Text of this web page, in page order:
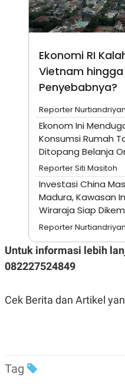
Ekonomi RI
Vietnam
Penyebabnya?
Reporter
Ekonom Ini
Konsumsi Rumah
Ditopang Belanja
Reporter Siti Masitoh
Investasi China
Madura, Kawasan
Wiraraja Siap
Reporter
Untuk informasi lebih
082227524849
Cek Berita dan Artikel
Tag